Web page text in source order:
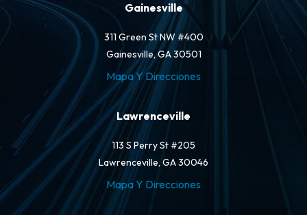
Gainesville
311 Green St NW #400
Gainesville, GA 30501
Mapa Y Direcciones
Lawrenceville
113 S Perry St #205
Lawrenceville, GA 30046
Mapa Y Direcciones